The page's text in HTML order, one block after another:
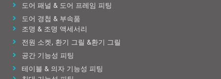
도어 패널 & 도어 프레임 피팅
도어 경첩 & 부속품
조명 & 조명 액세서리
전원 소켓, 환기 그릴 &환기 그릴
공간 기능성 피팅
테이블 & 의자 기능성 피팅